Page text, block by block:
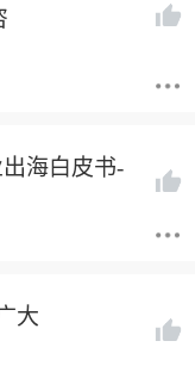
海白皮书-
大